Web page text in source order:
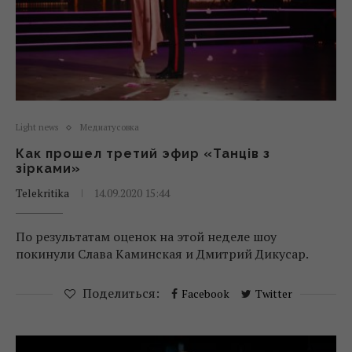
Light news Медиатусовка
Как прошел третий эфир «Танців з
зірками»
Telekritika
14.09.2020 15:44
По результатам оценок на этой неделе шоу
покинули Слава Каминская и Дмитрий Дикусар.
Поделиться: Facebook Twitter